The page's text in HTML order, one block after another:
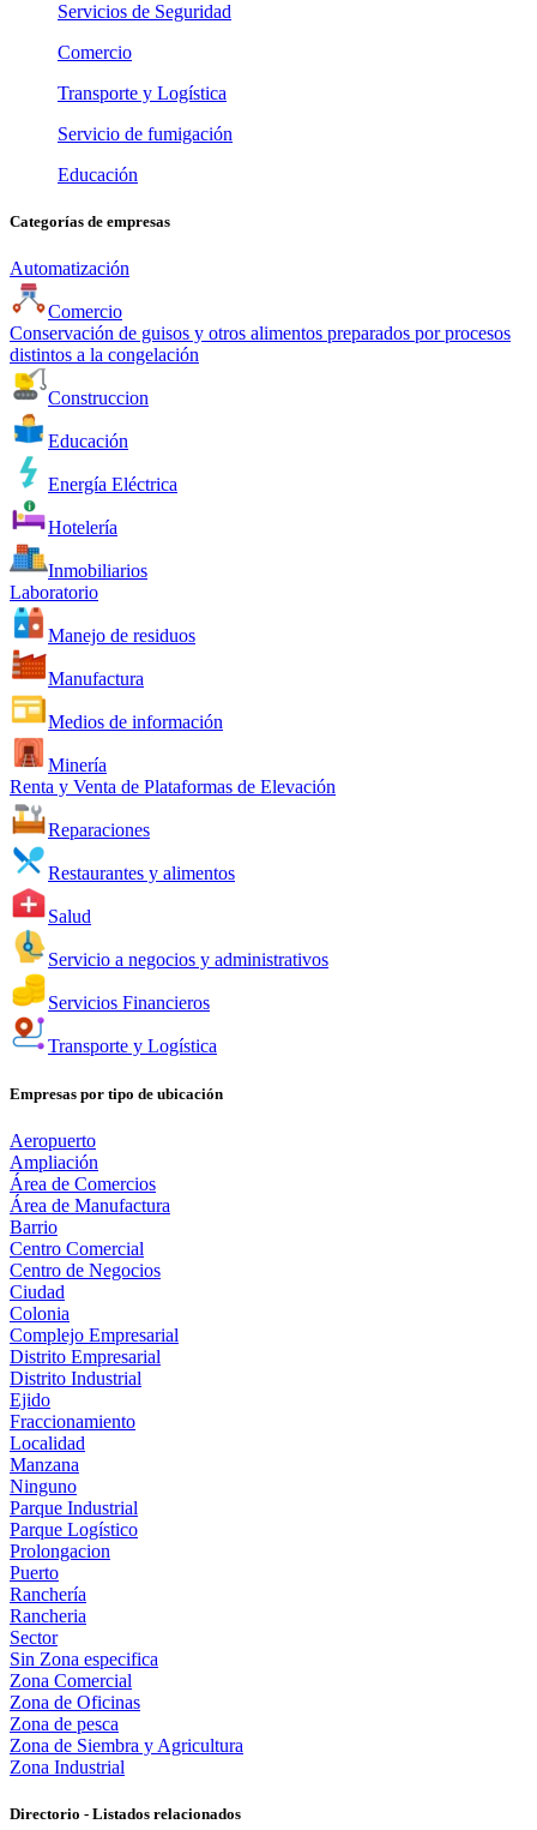
Servicios de Seguridad
Comercio
Transporte y Logística
Servicio de fumigación
Educación
Categorías de empresas
Automatización
Comercio
Conservación de guisos y otros alimentos preparados por procesos
distintos a la congelación
Construccion
Educación
Energía Eléctrica
Hotelería
Inmobiliarios
Laboratorio
Manejo de residuos
Manufactura
Medios de información
Minería
Renta y Venta de Plataformas de Elevación
Reparaciones
Restaurantes y alimentos
Salud
Servicio a negocios y administrativos
Servicios Financieros
Transporte y Logística
Empresas por tipo de ubicación
Aeropuerto
Ampliación
Área de Comercios
Área de Manufactura
Barrio
Centro Comercial
Centro de Negocios
Ciudad
Colonia
Complejo Empresarial
Distrito Empresarial
Distrito Industrial
Ejido
Fraccionamiento
Localidad
Manzana
Ninguno
Parque Industrial
Parque Logístico
Prolongacion
Puerto
Ranchería
Rancheria
Sector
Sin Zona especifica
Zona Comercial
Zona de Oficinas
Zona de pesca
Zona de Siembra y Agricultura
Zona Industrial
Directorio - Listados relacionados